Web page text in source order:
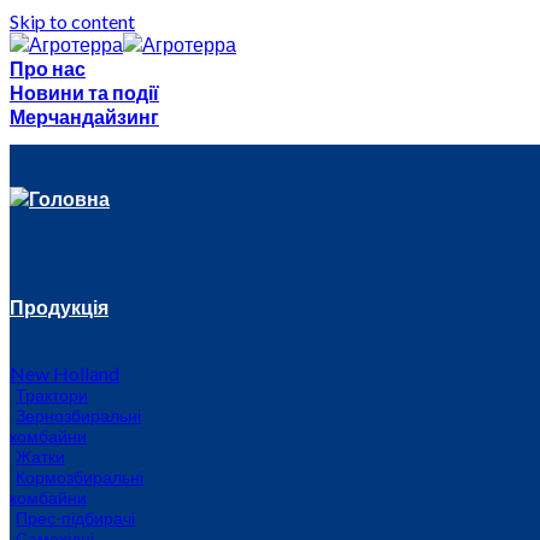
Skip to content
Про нас
Новини та події
Мерчандайзинг
Головна
Продукція
New Holland
Трактори
Зернозбиральні
комбайни
Жатки
Кормозбиральні
комбайни
Прес-підбирачі